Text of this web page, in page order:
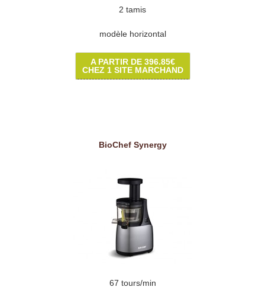
2 tamis
modèle horizontal
A PARTIR DE 396.85€
CHEZ 1 SITE MARCHAND
BioChef Synergy
67 tours/min